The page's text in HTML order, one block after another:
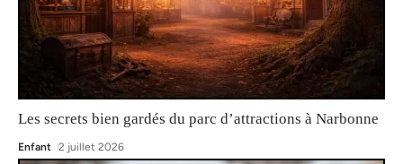
Les secrets bien gardés du parc d’attractions à Narbonne
Enfant 2 juillet 2026